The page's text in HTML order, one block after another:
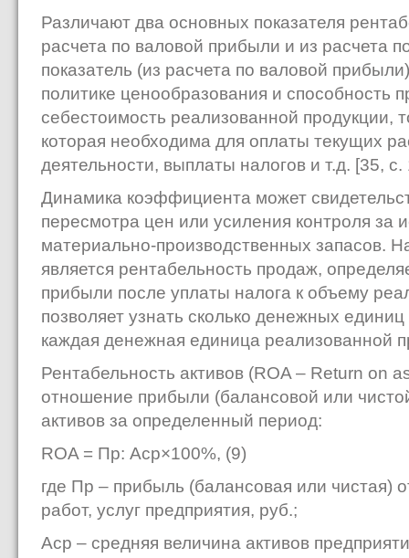
Различают два основных показателя
расчета по валовой прибыли и из расчета
показатель (из расчета по валовой
политике ценообразования и способность
себестоимость реализованной продукции,
которая необходима для оплаты текущих
деятельности, выплаты налогов и т.д. [35, с.
Динамика коэффициента может
пересмотра цен или усиления контроля за
материально-производственных запасов.
является рентабельность продаж,
прибыли после уплаты налога к объему
позволяет узнать сколько денежных
каждая денежная единица реализованной
Рентабельность активов (ROA – Return on
отношение прибыли (балансовой или
активов за определенный период:
ROA = Пр: Аср×100%, (9)
где Пр – прибыль (балансовая или чистая)
работ, услуг предприятия, руб.;
Аср – средняя величина активов